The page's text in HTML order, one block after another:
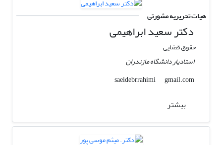
هیات تحریریه مشورتی
دکتر سعید ابراهیمی
حقوق قضایی
استادیار دانشگاه مازندران
saeidebrrahimi
gmail.com
بیشتر